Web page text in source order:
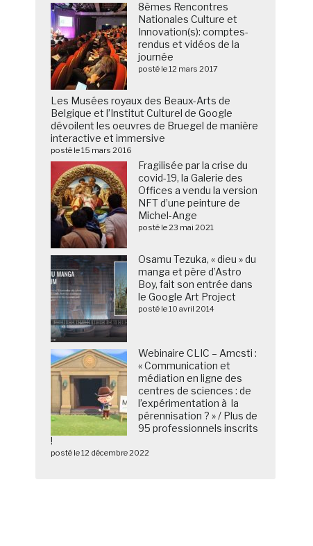
8èmes Rencontres
Nationales Culture et
Innovation(s): comptes-
rendus et vidéos de la
journée
posté le 12 mars 2017
Les Musées royaux des Beaux-Arts de
Belgique et l’Institut Culturel de Google
dévoilent les oeuvres de Bruegel de manière
interactive et immersive
posté le 15 mars 2016
Fragilisée par la crise du
covid-19, la Galerie des
Offices a vendu la version
NFT d’une peinture de
Michel-Ange
posté le 23 mai 2021
Osamu Tezuka, « dieu » du
manga et père d’Astro
Boy, fait son entrée dans
le Google Art Project
posté le 10 avril 2014
Webinaire CLIC – Amcsti :
« Communication et
médiation en ligne des
centres de sciences : de
l’expérimentation à la
pérennisation ? » / Plus de
95 professionnels inscrits
!
posté le 12 décembre 2022